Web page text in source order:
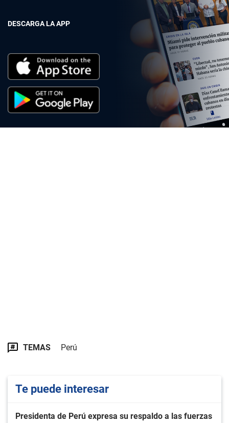
DESCARGA LA APP
TEMAS Perú
Te puede interesar
Presidenta de Perú expresa su respaldo a las fuerzas